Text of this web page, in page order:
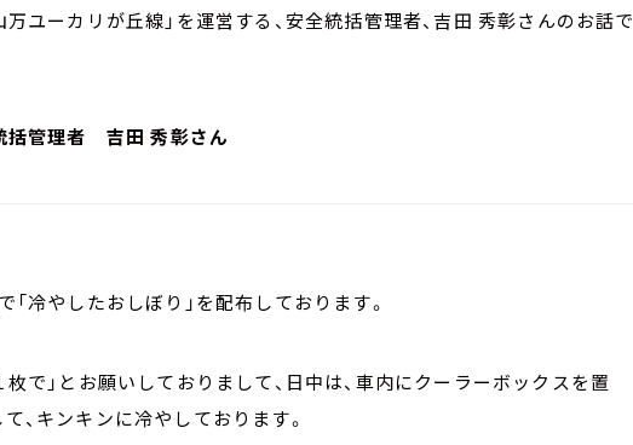
万ユーカリが丘線」を運営する、安全統括管理者、吉田 秀彰さんのお話で
括管理者 吉田 秀彰さん
「冷やしたおしぼり」を配布しております。
枚で」とお願いしておりまして、日中は、車内にクーラーボックスを置
、キンキンに冷やしております。